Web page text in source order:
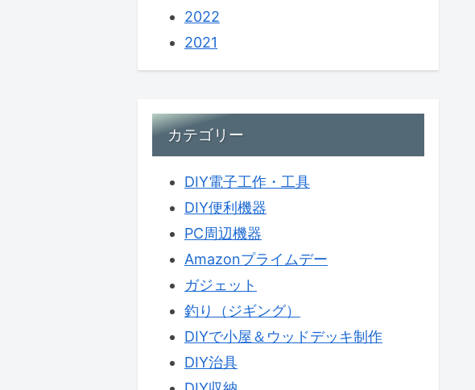
2022
2021
カテゴリー
DIY電子工作・工具
DIY便利機器
PC周辺機器
Amazonプライムデー
ガジェット
釣り（ジギング）
DIYで小屋＆ウッドデッキ制作
DIY治具